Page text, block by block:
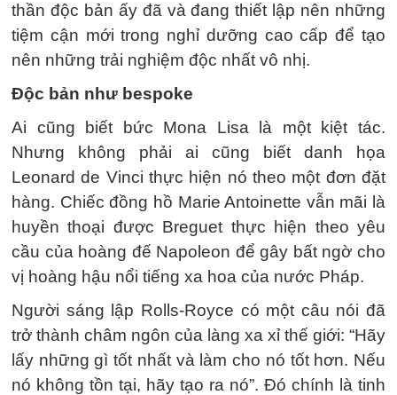
thần độc bản ấy đã và đang thiết lập nên những
tiệm cận mới trong nghỉ dưỡng cao cấp để tạo
nên những trải nghiệm độc nhất vô nhị.
Độc bản như bespoke
Ai cũng biết bức Mona Lisa là một kiệt tác.
Nhưng không phải ai cũng biết danh họa
Leonard de Vinci thực hiện nó theo một đơn đặt
hàng. Chiếc đồng hồ Marie Antoinette vẫn mãi là
huyền thoại được Breguet thực hiện theo yêu
cầu của hoàng đế Napoleon để gây bất ngờ cho
vị hoàng hậu nổi tiếng xa hoa của nước Pháp.
Người sáng lập Rolls-Royce có một câu nói đã
trở thành châm ngôn của làng xa xỉ thế giới: “Hãy
lấy những gì tốt nhất và làm cho nó tốt hơn. Nếu
nó không tồn tại, hãy tạo ra nó”. Đó chính là tinh